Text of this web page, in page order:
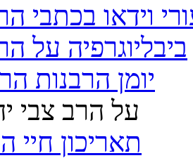
וידאו בכתבי
ביבליוגרפיה על
יומן הרבנות
על הרב צבי
תאריכון חיי